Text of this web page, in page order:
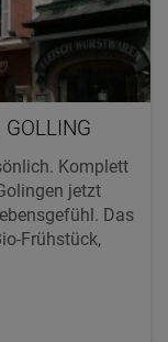
Komplett
jetzt
Das
Frühstück,